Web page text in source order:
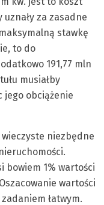
uznały za zasadne
stawkę
to do
191,77 mln
musiałby
jego obciążenie
niezbędne
bowiem 1% wartości
wartości
łatwym.